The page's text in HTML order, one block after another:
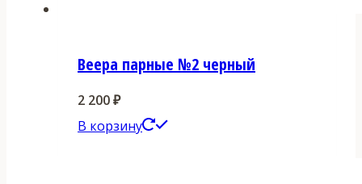
Веера парные №2 черный
2 200₽
В корзину